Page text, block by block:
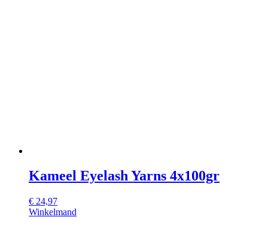
Kameel Eyelash Yarns 4x100gr
€ 24,97
Winkelmand